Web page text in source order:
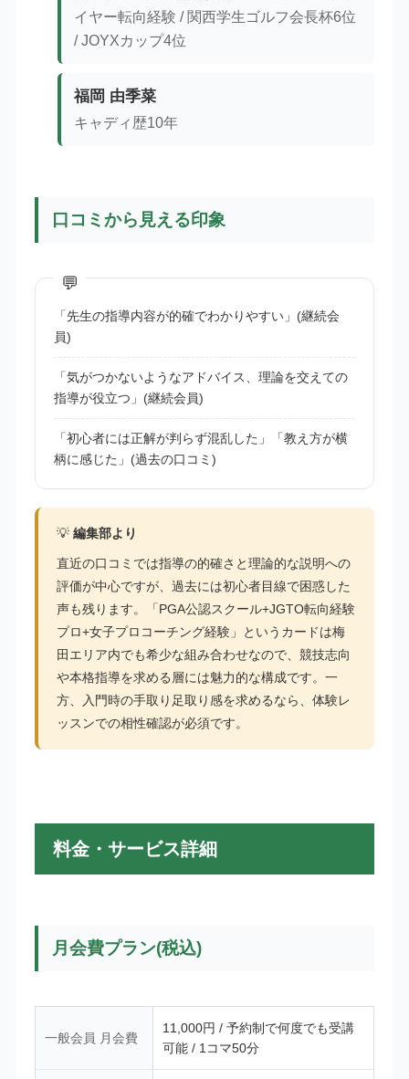
イヤー転向経験 / 関西学生ゴルフ会長杯6位
/ JOYXカップ4位
福岡 由季菜
キャディ歴10年
口コミから見える印象
「先生の指導内容が的確でわかりやすい」(継続会
員)
「気がつかないようなアドバイス、理論を交えての
指導が役立つ」(継続会員)
「初心者には正解が判らず混乱した」「教え方が横
柄に感じた」(過去の口コミ)
💡 編集部より
直近の口コミでは指導の的確さと理論的な説明への
評価が中心ですが、過去には初心者目線で困惑した
声も残ります。「PGA公認スクール+JGTO転向経験
プロ+女子プロコーチング経験」というカードは梅
田エリア内でも希少な組み合わせなので、競技志向
や本格指導を求める層には魅力的な構成です。一
方、入門時の手取り足取り感を求めるなら、体験レ
ッスンでの相性確認が必須です。
料金・サービス詳細
月会費プラン(税込)
一般会員 月会費
11,000円 / 予約制で何度でも受講
可能 / 1コマ50分